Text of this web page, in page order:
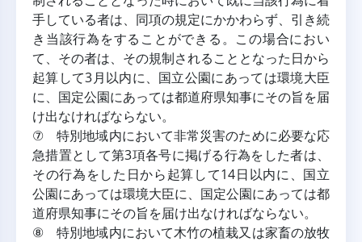
手している者は、同項の規定にかかわらず、引き続
き当該行為をすることができる。この場合におい
て、その者は、その規制されることとなった日から
起算して3月以内に、国立公園にあっては環境大臣
に、国定公園にあっては都道府県知事にその旨を届
け出なければならない。
⑦ 特別地域内において非常災害のために必要な応
急措置として第3項各号に掲げる行為をした者は、
その行為をした日から起算して14日以内に、国立
公園にあっては環境大臣に、国定公園にあっては都
道府県知事にその旨を届け出なければならない。
⑧ 特別地域内において木竹の植栽又は家畜の放牧